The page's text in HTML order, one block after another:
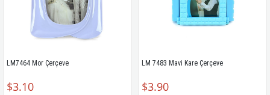
LM7464 Mor Çerçeve
$3.10
LM 7483 Mavi Kare Çerçeve
$3.90